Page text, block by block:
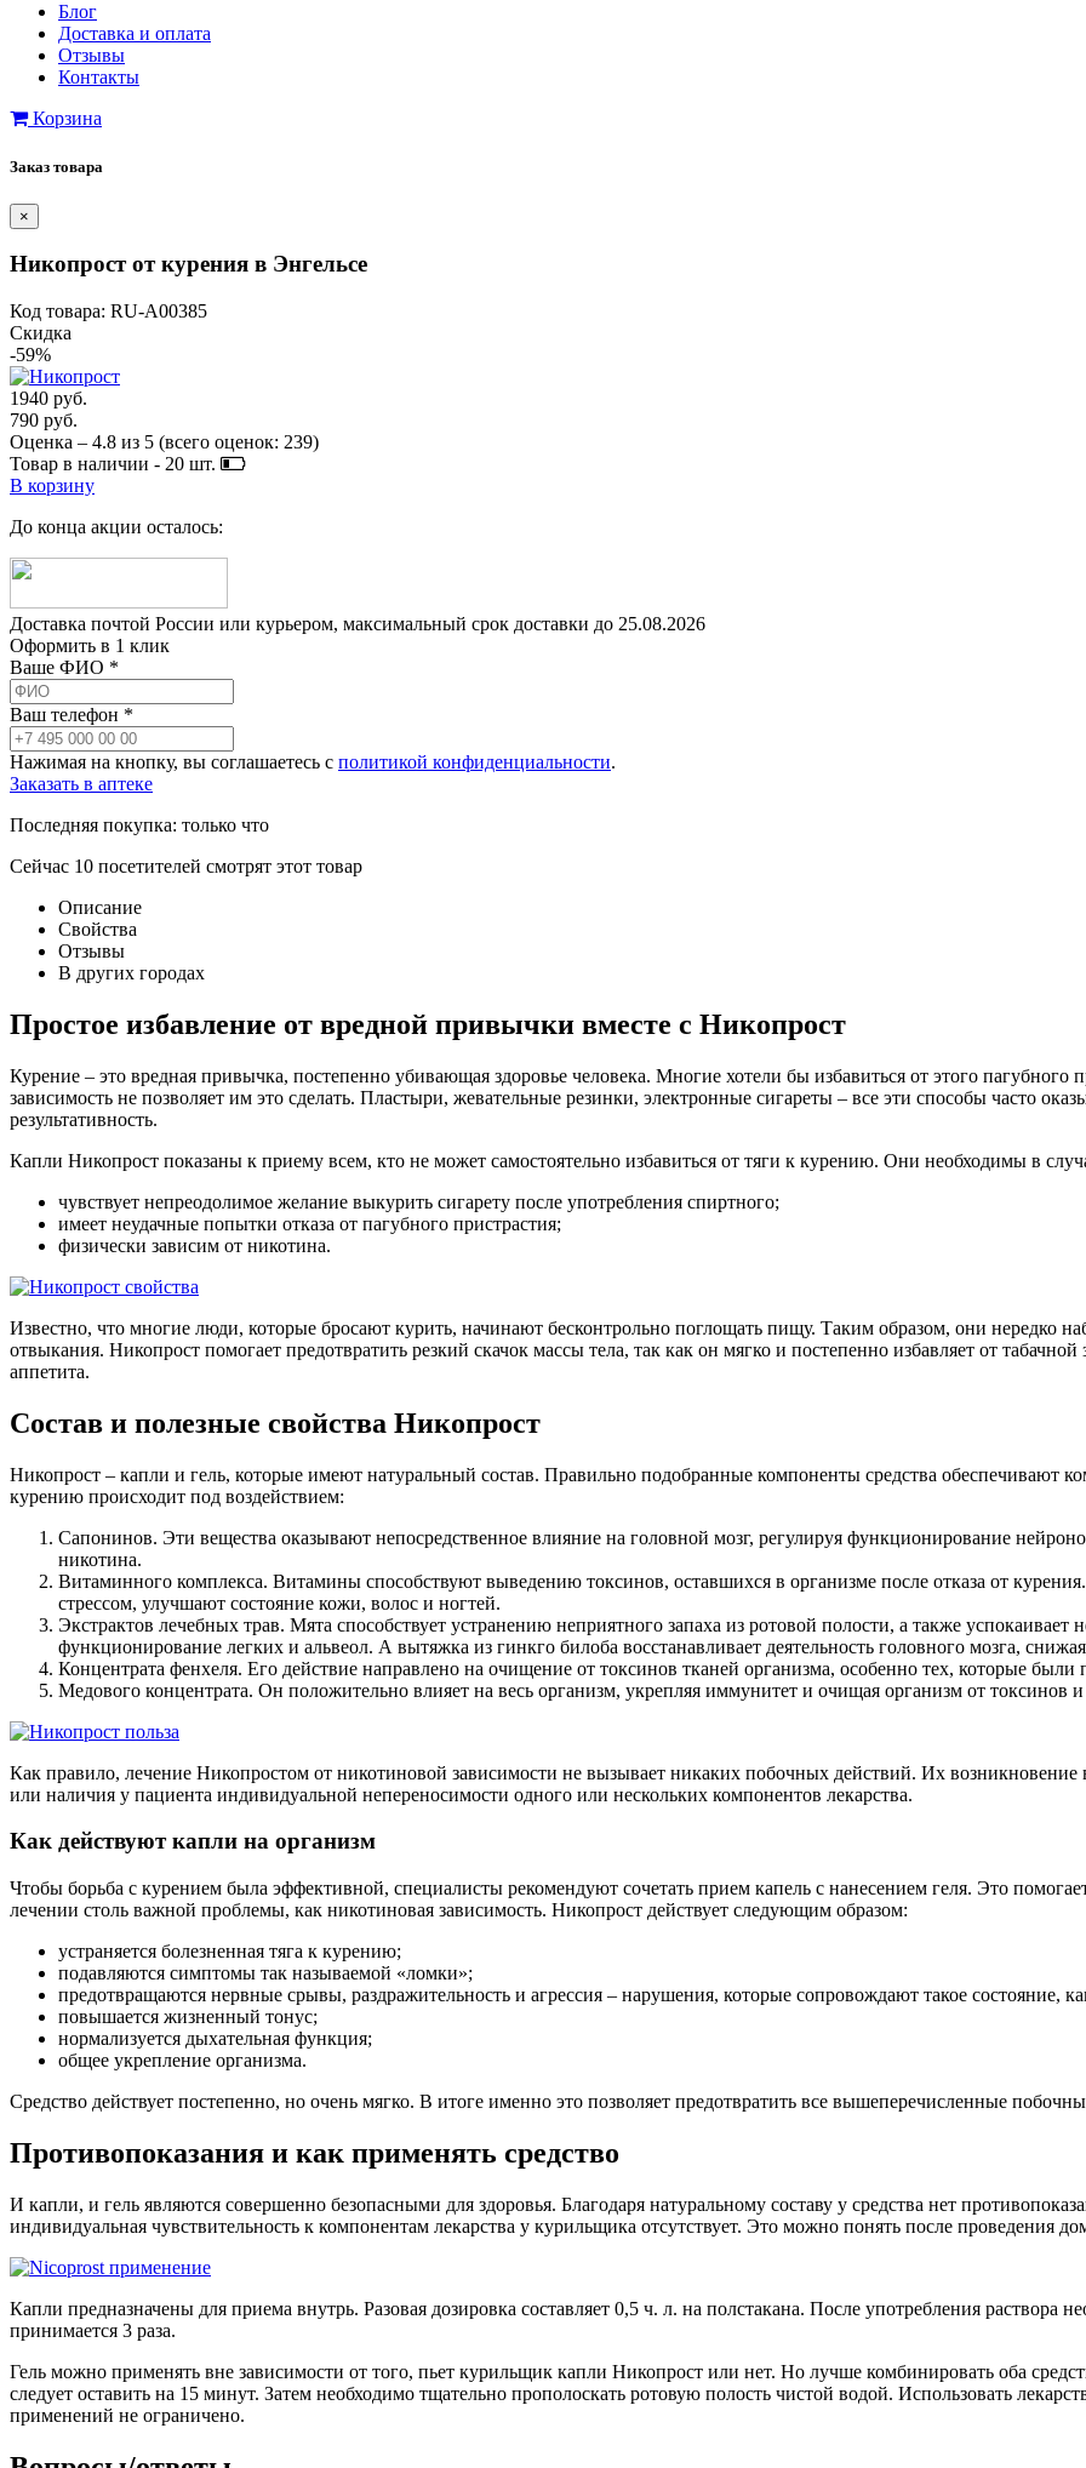
Блог
Доставка и оплата
Отзывы
Контакты
Корзина
Заказ товара
×
Никопрост от курения в Энгельсе
Код товара: RU-A00385
Скидка
-59%
1940 руб.
790 руб.
Оценка – 4.8 из 5 (всего оценок: 239)
Товар в наличии - 20 шт.
В корзину
До конца акции осталось:
Доставка почтой России или курьером, максимальный срок доставки до 25.08.2026
Оформить в 1 клик
Ваше ФИО *
Ваш телефон *
Нажимая на кнопку, вы соглашаетесь с политикой конфиденциальности.
Заказать в аптеке
Последняя покупка: только что
Сейчас 10 посетителей смотрят этот товар
Описание
Свойства
Отзывы
В других городах
Простое избавление от вредной привычки вместе с Никопрост
Курение – это вредная привычка, постепенно убивающая здоровье человека. Многие хотели бы избавиться от этого пагубного
зависимость не позволяет им это сделать. Пластыри, жевательные резинки, электронные сигареты – все эти способы часто
результативность.
Капли Никопрост показаны к приему всем, кто не может самостоятельно избавиться от тяги к курению. Они необходимы в
чувствует непреодолимое желание выкурить сигарету после употребления спиртного;
имеет неудачные попытки отказа от пагубного пристрастия;
физически зависим от никотина.
Известно, что многие люди, которые бросают курить, начинают бесконтрольно поглощать пищу. Таким образом, они нередко
отвыкания. Никопрост помогает предотвратить резкий скачок массы тела, так как он мягко и постепенно избавляет от
аппетита.
Состав и полезные свойства Никопрост
Никопрост – капли и гель, которые имеют натуральный состав. Правильно подобранные компоненты средства обеспечивают
курению происходит под воздействием:
Сапонинов. Эти вещества оказывают непосредственное влияние на головной мозг, регулируя функционирование
никотина.
Витаминного комплекса. Витамины способствуют выведению токсинов, оставшихся в организме после отказа от
стрессом, улучшают состояние кожи, волос и ногтей.
Экстрактов лечебных трав. Мята способствует устранению неприятного запаха из ротовой полости, а также
функционирование легких и альвеол. А вытяжка из гинкго билоба восстанавливает деятельность головного мозга,
Концентрата фенхеля. Его действие направлено на очищение от токсинов тканей организма, особенно тех, которые
Медового концентрата. Он положительно влияет на весь организм, укрепляя иммунитет и очищая организм от токсинов
Как правило, лечение Никопростом от никотиновой зависимости не вызывает никаких побочных действий. Их возникновение
или наличия у пациента индивидуальной непереносимости одного или нескольких компонентов лекарства.
Как действуют капли на организм
Чтобы борьба с курением была эффективной, специалисты рекомендуют сочетать прием капель с нанесением геля. Это
лечении столь важной проблемы, как никотиновая зависимость. Никопрост действует следующим образом:
устраняется болезненная тяга к курению;
подавляются симптомы так называемой «ломки»;
предотвращаются нервные срывы, раздражительность и агрессия – нарушения, которые сопровождают такое состояние,
повышается жизненный тонус;
нормализуется дыхательная функция;
общее укрепление организма.
Средство действует постепенно, но очень мягко. В итоге именно это позволяет предотвратить все вышеперечисленные
Противопоказания и как применять средство
И капли, и гель являются совершенно безопасными для здоровья. Благодаря натуральному составу у средства нет
индивидуальная чувствительность к компонентам лекарства у курильщика отсутствует. Это можно понять после проведения
Капли предназначены для приема внутрь. Разовая дозировка составляет 0,5 ч. л. на полстакана. После употребления раствора
принимается 3 раза.
Гель можно применять вне зависимости от того, пьет курильщик капли Никопрост или нет. Но лучше комбинировать оба
следует оставить на 15 минут. Затем необходимо тщательно прополоскать ротовую полость чистой водой. Использовать
применений не ограничено.